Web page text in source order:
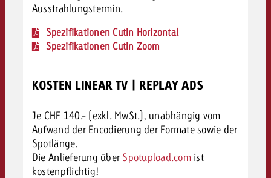
Ausstrahlungstermin.
Spezifikationen CutIn Horizontal
Spezifikationen CutIn Zoom
KOSTEN LINEAR TV | REPLAY ADS
Je CHF 140.- (exkl. MwSt.), unabhängig vom
Aufwand der Encodierung der Formate sowie der
Spotlänge.
Die Anlieferung über Spotupload.comist
kostenpflichtig!